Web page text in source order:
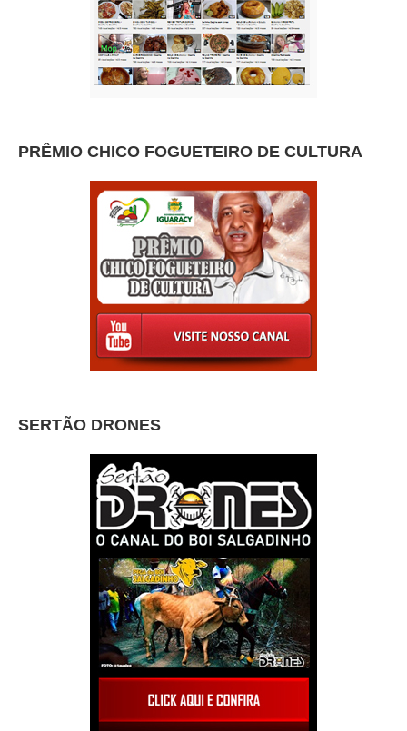
PRÊMIO CHICO FOGUETEIRO DE CULTURA
SERTÃO DRONES